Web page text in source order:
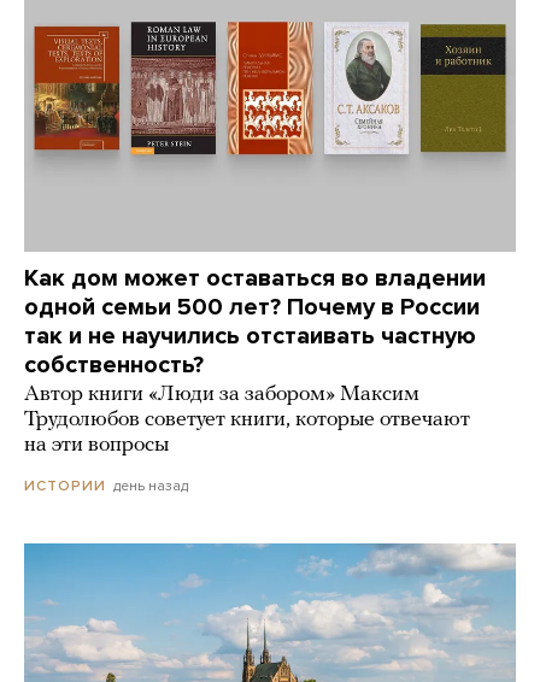
Как дом может оставаться во владении
одной семьи 500 лет? Почему в России
так и не научились отстаивать частную
собственность?
Автор книги «Люди за забором» Максим
Трудолюбов советует книги, которые отвечают
на эти вопросы
ИСТОРИИ день назад